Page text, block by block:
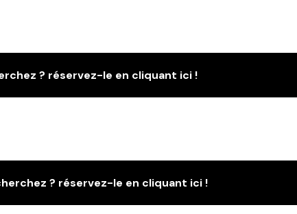
? réservez-le en cliquant ici !
? réservez-le en cliquant ici !